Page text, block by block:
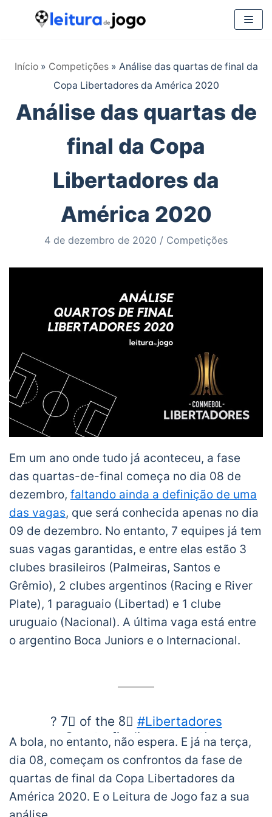
o
conteúdo
Início» Competições» Análise das quartas de final da
Copa Libertadores da América 2020
Análise das quartas de
final da Copa
Libertadores da
América 2020
4 de dezembro de 2020 Competições
Em um ano onde tudo já aconteceu, a fase
das quartas-de-final começa no dia 08 de
dezembro, faltando ainda a definição de uma
das vagas, que será conhecida apenas no dia
09 de dezembro. No entanto, 7 equipes já tem
suas vagas garantidas, e entre elas estão 3
clubes brasileiros (Palmeiras, Santos e
Grêmio), 2 clubes argentinos (Racing e River
Plate), 1 paraguaio (Libertad) e 1 clube
uruguaio (Nacional). A última vaga está entre
o argentino Boca Juniors e o Internacional.
? 7⃣ of the 8⃣ #Libertadores
Quarterfinalists are set!
3⃣ from ??@gremio_en,
@sepalmeiras_eng,@SantosFC
A bola, no entanto, não espera. E já na terça,
dia 08, começam os confrontos da fase de
quartas de final da Copa Libertadores da
América 2020. E o Leitura de Jogo faz a sua